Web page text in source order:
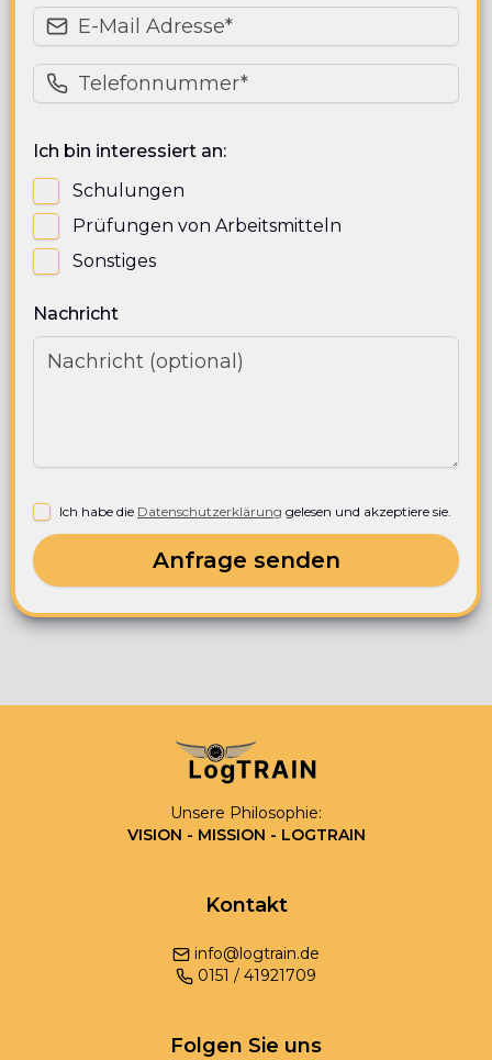
Ich bin interessiert an:
Schulungen
Prüfungen von Arbeitsmitteln
Sonstiges
Nachricht
Ich habe die Datenschutzerklärung gelesen und akzeptiere sie.
Anfrage senden
Unsere Philosophie:
VISION - MISSION - LOGTRAIN
Kontakt
info@logtrain.de
0151 / 41921709
Folgen Sie uns